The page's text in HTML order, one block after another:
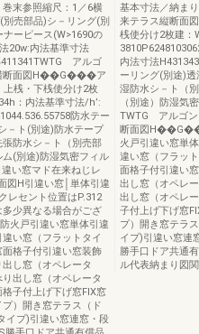
末参照縮尺：1／6横
売部品)シ－リング(別
ーピース(W>1690の
20w:内法基準寸法
411341TWTG アルゴ
横断面図H��G���ア
上桟・下桟使分け2枚
：内法基準寸法/h’:
防水テー
－ト(別途)防水テープ
張防水シ－ト（別売部
(別途)防湿気密フィル
い窓マド在来ねじレ
H引違い窓│単体引違
レセント位置はP.312
少異なる場合がござ
火戸引違い窓単体引違
い窓（フラットタイ
格子付引違い窓装飾
し窓（オペレータ
出し窓（オペレータ
子付上げ下げ窓FIX窓
）開き窓テラス（ド
イプ)引違い窓連窓・段
基本寸法／納ま
来テラス縦断面
桟使分け2枚建：
内法寸法
ーリング(別途)
湿防水シ－ト（
（別途）防湿気
TWTG アルゴン
断面図
火戸引違い窓単
違い窓（フラッ
面格子付引違い
出し窓（オペレ
出し窓（オペレ
子付上げ下げ窓
プ）開き窓テラ
イプ)引違い窓連
勝手口ドア共通
ル代表納まり図